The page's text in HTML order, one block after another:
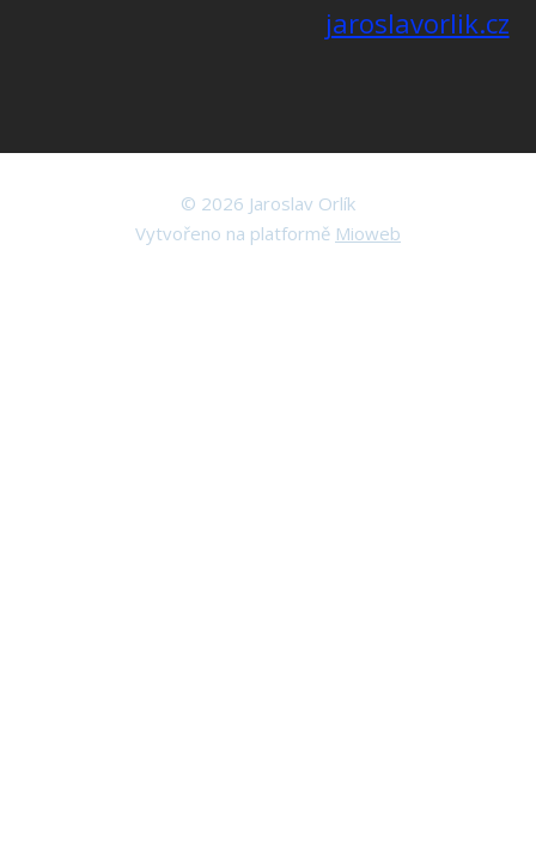
jaroslavorlik.cz
© 2026 Jaroslav Orlík
Vytvořeno na platformě Mioweb